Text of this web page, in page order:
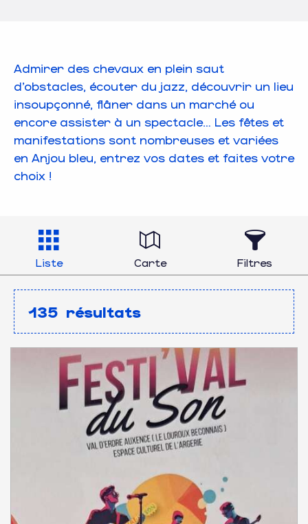
Admirer des chevaux en plein saut
d’obstacles, écouter du jazz, découvrir un lieu
insoupçonné, flâner dans un marché ou
encore assister à un spectacle… Les fêtes et
manifestations sont nombreuses et variées
en Anjou bleu, entrez vos dates et faites votre
choix !
Liste Carte Filtres
135 résultats